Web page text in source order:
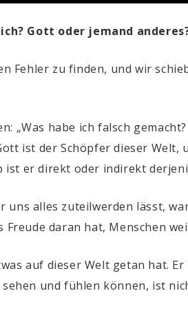
Gott oder jemand
Fehler zu finden, und wir
„Was habe ich falsch
ist der Schöpfer dieser
er direkt oder indirekt
alles zuteilwerden lässt,
daran hat, Menschen
auf dieser Welt getan hat.
und fühlen können, ist